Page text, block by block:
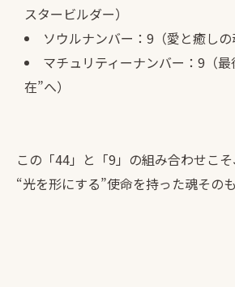
スタービルダー）
ソウルナンバー：9（愛と癒しの
マチュリティーナンバー：9（
在”へ）
この「44」と「9」の組み合わせこそ
“光を形にする”使命を持った魂そのも